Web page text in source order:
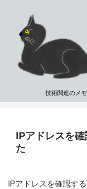
技術関連のメ
IPアドレスを
た
IPアドレスを確認す